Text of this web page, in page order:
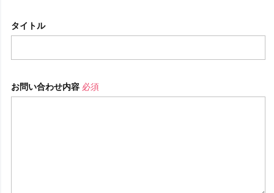
タイトル
お問い合わせ内容 必須